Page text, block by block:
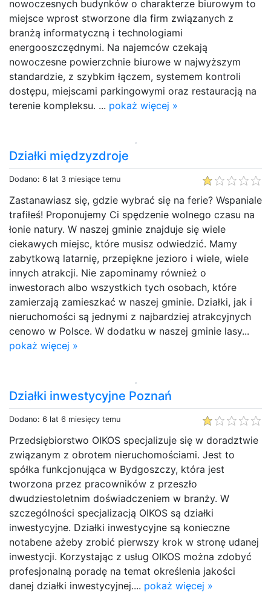
nowoczesnych budynków o charakterze biurowym to
miejsce wprost stworzone dla firm związanych z
branżą informatyczną i technologiami
energooszczędnymi. Na najemców czekają
nowoczesne powierzchnie biurowe w najwyższym
standardzie, z szybkim łączem, systemem kontroli
dostępu, miejscami parkingowymi oraz restauracją na
terenie kompleksu. ... pokaż więcej »
Działki międzyzdroje
Dodano: 6 lat 3 miesiące temu
Zastanawiasz się, gdzie wybrać się na ferie? Wspaniale
trafiłeś! Proponujemy Ci spędzenie wolnego czasu na
łonie natury. W naszej gminie znajduje się wiele
ciekawych miejsc, które musisz odwiedzić. Mamy
zabytkową latarnię, przepiękne jezioro i wiele, wiele
innych atrakcji. Nie zapominamy również o
inwestorach albo wszystkich tych osobach, które
zamierzają zamieszkać w naszej gminie. Działki, jak i
nieruchomości są jednymi z najbardziej atrakcyjnych
cenowo w Polsce. W dodatku w naszej gminie lasy...
pokaż więcej »
Działki inwestycyjne Poznań
Dodano: 6 lat 6 miesięcy temu
Przedsiębiorstwo OIKOS specjalizuje się w doradztwie
związanym z obrotem nieruchomościami. Jest to
spółka funkcjonująca w Bydgoszczy, która jest
tworzona przez pracowników z przeszło
dwudziestoletnim doświadczeniem w branży. W
szczególności specjalizacją OIKOS są działki
inwestycyjne. Działki inwestycyjne są konieczne
notabene ażeby zrobić pierwszy krok w stronę udanej
inwestycji. Korzystając z usług OIKOS można zdobyć
profesjonalną poradę na temat określenia jakości
danej działki inwestycyjnej.... pokaż więcej »